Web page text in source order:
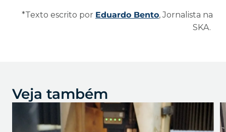
*Texto escrito por Eduardo Bento, Jornalista na
SKA.
Veja também